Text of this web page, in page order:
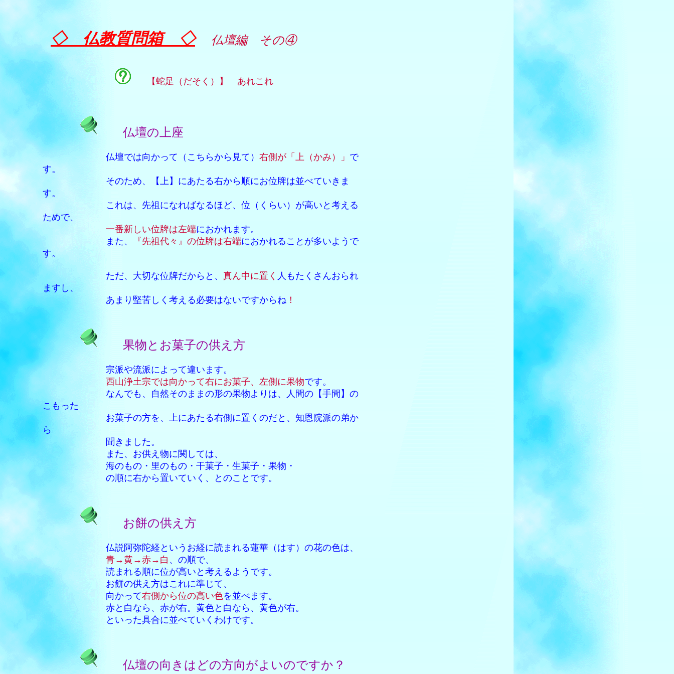
◇ 仏教質問箱 ◇ 仏壇編 その④
【蛇足（だそく）】 あれこれ
仏壇の上座
仏壇では向かって（こちらから見て） 右側が「上（かみ）」 で
す。
そのため、【上】にあたる右から順にお位牌は並べていきま
す。
これは、先祖になればなるほど、位（くらい）が高いと考える
ためで、
一番新しい位牌は左端におかれます。
また、
『先祖代々』の位牌は右端におかれることが多いようで
す。
ただ、大切な位牌だからと、 真ん中に置く 人もたくさんおられ
ますし、
あまり堅苦しく考える必要はないですからね ！
果物とお菓子の供え方
宗派や流派によって違います。
西山浄土宗では向かって右にお菓子、左側に果物です。
なんでも、自然そのままの形の果物よりは、人間の【手間】の
こもった
お菓子の方を、上にあたる右側に置くのだと、知恩院派の弟か
ら
聞きました。
また、お供え物に関しては、
海のもの・里のもの・干菓子・生菓子・果物・
の順に右から置いていく、とのことです。
お餅の供え方
仏説阿弥陀経というお経に読まれる蓮華（はす）の花の色は、
青→黄→赤→白 、の順で、
読まれる順に位が高いと考えるようです。
お餅の供え方はこれに準じて、
向かって右側から位の高い色を並べます。
赤と白なら、赤が右。黄色と白なら、黄色が右。
といった具合に並べていくわけです。
仏壇の向きはどの方向がよいのですか？